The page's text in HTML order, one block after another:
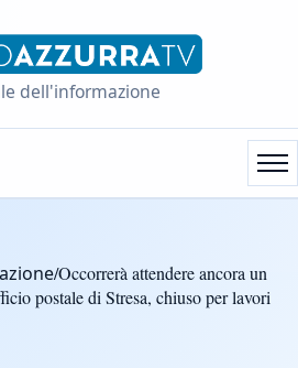
dell'informazione
/Occorrerà attendere ancora un
postale di Stresa, chiuso per lavori